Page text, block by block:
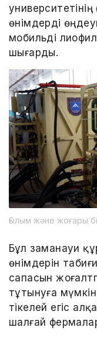
өнімдерді
мобильді
шығарды.
Ғылым және жоғары
Бұл заманауи
өнімдерін
сапасын
тұтынуға
тікелей егіс
шалғай